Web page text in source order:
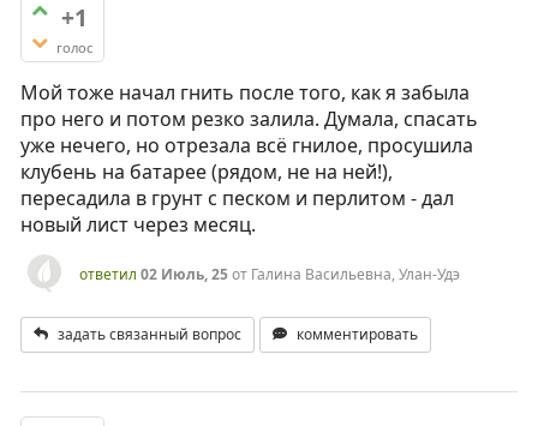
+1
голос
Мой тоже начал гнить после того, как я забыла
про него и потом резко залила. Думала, спасать
уже нечего, но отрезала всё гнилое, просушила
клубень на батарее (рядом, не на ней!),
пересадила в грунт с песком и перлитом - дал
новый лист через месяц.
ответил 02 Июль, 25от Галина Васильевна, Улан-Удэ
задать связанный вопрос комментировать